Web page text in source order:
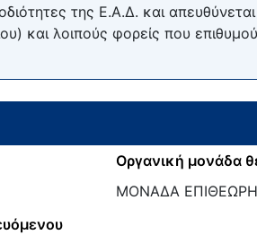
της Ε.Α.Δ. και
και λοιπούς φορείς που
Οργανική μονάδα
ΜΟΝΑΔΑ